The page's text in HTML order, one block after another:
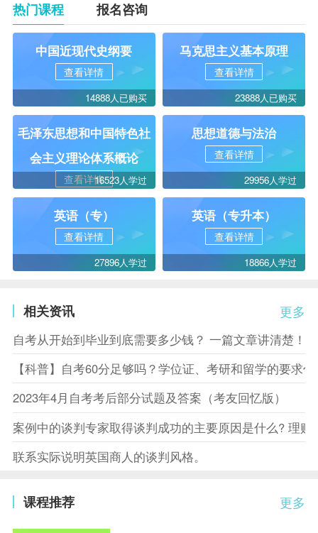
热门课程 报名咨询
中国近现代史纲要
查看详情
14888人已购买
马克思主义基本原理
查看详情
23888人已购买
毛泽东思想和中国特色社
会主义理论体系概论
查看详情16523人学过
思想道德与法治
查看详情
29956人学过
英语（专）
查看详情
27896人学过
英语（专升本）
查看详情
18866人学过
更多
相关资讯
自考从开始到毕业到底需要多少钱？ 一篇文章讲清楚！
【科普】自考60分足够吗？学位证、考研和留学的要求
2023年4月自考考后部分试题及答案（考友回忆版）
案例中的谈判专家取得谈判成功的主要原因是什么? 理
联系实际说明英国商人的谈判风格。
更多
课程推荐